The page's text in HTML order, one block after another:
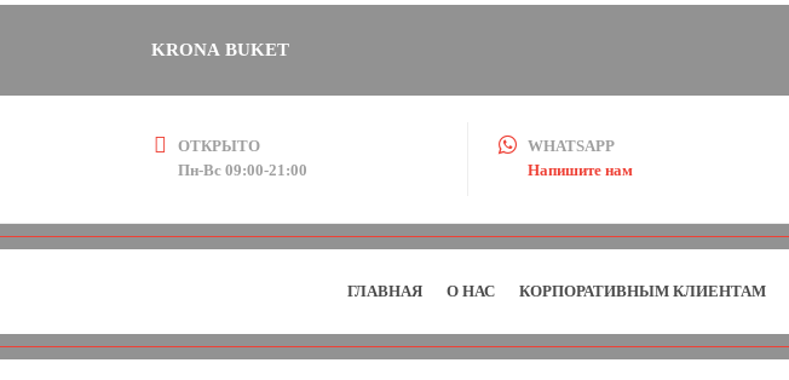
KRONA BUKET
ОТКРЫТО
Пн-Вс 09:00-21:00
WHATSAPP
Напишите нам
ГЛАВНАЯ О НАС КОРПОРАТИВНЫМ КЛИЕНТАМ